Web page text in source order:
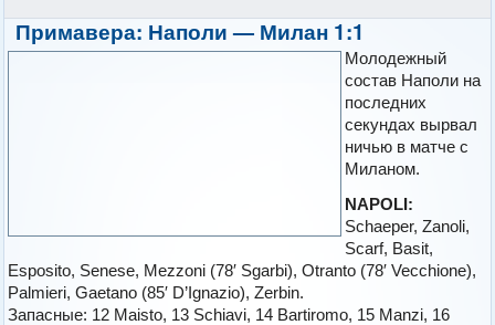
Примавера: Наполи — Милан 1:1
Молодежный
состав Наполи на
последних
секундах вырвал
ничью в матче с
Миланом.
NAPOLI:
Schaeper, Zanoli,
Scarf, Basit,
Esposito, Senese, Mezzoni (78′ Sgarbi), Otranto (78′ Vecchione),
Palmieri, Gaetano (85′ D’Ignazio), Zerbin.
Запасные: 12 Maisto, 13 Schiavi, 14 Bartiromo, 15 Manzi, 16